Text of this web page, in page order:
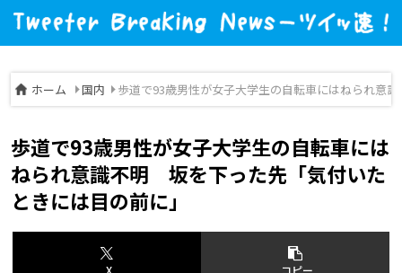
ホーム 国内 歩道で93歳男性が女子大学生の自転車にはねられ意
歩道で93歳男性が女子大学生の自転車には
ねられ意識不明 坂を下った先「気付いた
ときには目の前に」